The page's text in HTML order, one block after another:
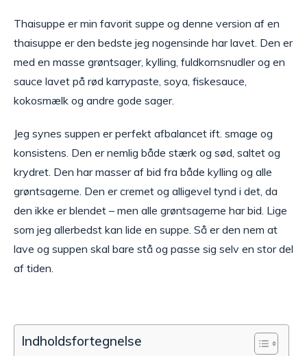
Thaisuppe er min favorit suppe og denne version af en
thaisuppe er den bedste jeg nogensinde har lavet. Den er
med en masse grøntsager, kylling, fuldkornsnudler og en
sauce lavet på rød karrypaste, soya, fiskesauce,
kokosmælk og andre gode sager.
Jeg synes suppen er perfekt afbalancet ift. smage og
konsistens. Den er nemlig både stærk og sød, saltet og
krydret. Den har masser af bid fra både kylling og alle
grøntsagerne. Den er cremet og alligevel tynd i det, da
den ikke er blendet – men alle grøntsagerne har bid. Lige
som jeg allerbedst kan lide en suppe. Så er den nem at
lave og suppen skal bare stå og passe sig selv en stor del
af tiden.
Indholdsfortegnelse